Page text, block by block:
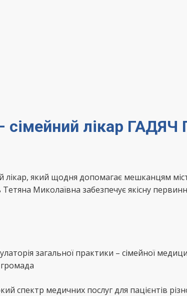
сімейний лікар
лікар, який щодня допомагає мешканцям
Миколаївна забезпечує якісну
загальної практики – сімейної
спектр медичних послуг для пацієнтів